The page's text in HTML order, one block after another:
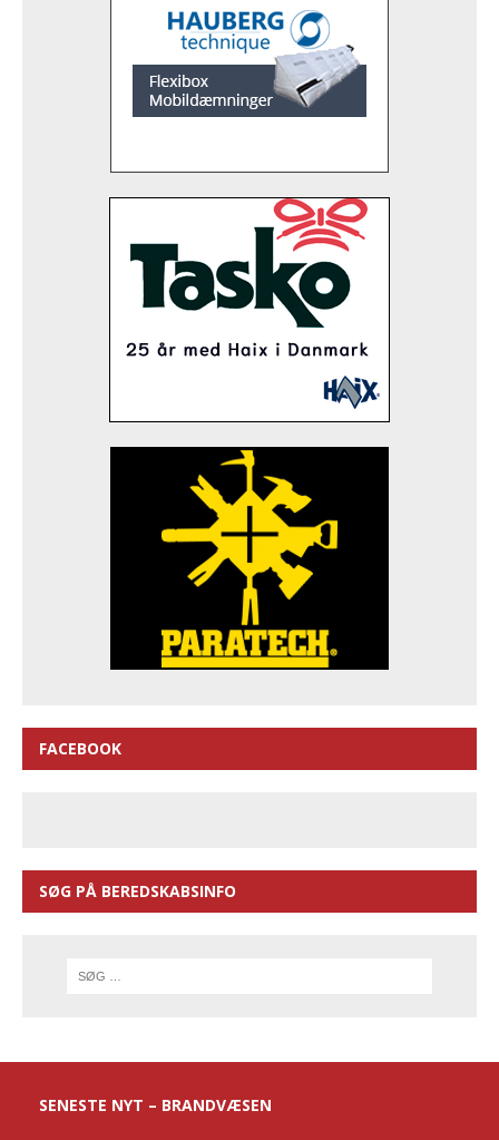
FACEBOOK
SØG PÅ BEREDSKABSINFO
SENESTE NYT – BRANDVÆSEN